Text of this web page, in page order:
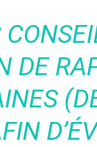
DE